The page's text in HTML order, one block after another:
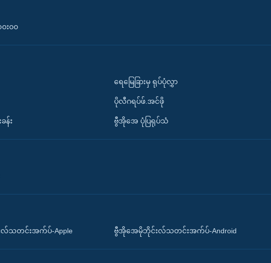
း၀၀
န်း
ရေမြေခြားမှ ရုပ်ပုံလွှာ
ပိုလီဂရပ်ဖ်.အင်ဖို
ဗွီအိုအေ ပုံပြရုပ်သံ
သတင်းအက်ပ်-Apple ဗွီအိုအေမိုဘိုင်းလ်သတင်းအက်ပ်-Android